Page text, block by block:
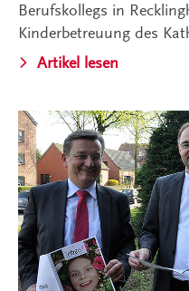
Berufskollegs in
Kinderbetreuung des
Artikel lesen